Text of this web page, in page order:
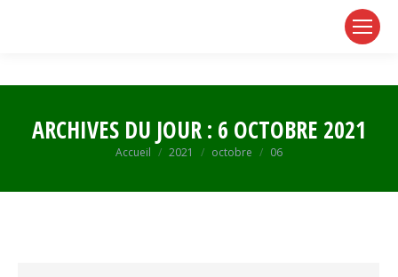
ARCHIVES DU JOUR : 6 OCTOBRE 2021
Vous êtes ici :
Accueil 2021 octobre 06